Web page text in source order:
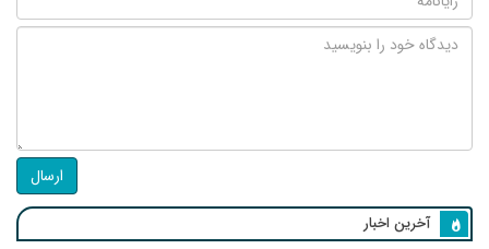
ارسال
آخرین اخبار